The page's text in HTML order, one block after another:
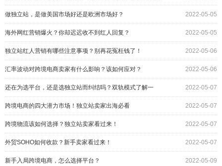
的最佳选择吗？
做独立站，是做美国市场好还是欧洲市场好？ 2022-05-05
海外网红营销爆火？你却迟迟收不到红人回复？ 2022-05-05
独立站红人营销有哪些注意事项？别再花冤枉钱了！ 2022-05-06
汇率波动对跨境电商卖家有什么影响？该如何应对？ 2022-05-06
还在为选平台，还是选独立站而纠结吗？双轨模式了解一
下！
2022-05-07
跨境电商的四大潜力市场！独立站卖家出海必看 2022-05-07
跨境物流该如何选择？独立站卖家看过来！ 2022-05-07
外贸SOHO如何收款？新手卖家看过来！ 2022-05-07
新手入局跨境电商，怎么选择平台？ 2022-05-09